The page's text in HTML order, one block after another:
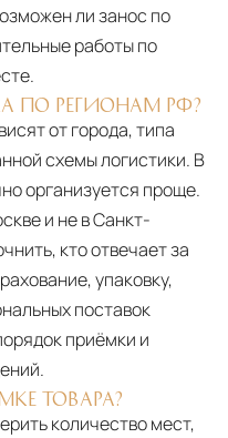
ли занос по
работы по
ПО РЕГИОНАМ РФ?
от города, типа
схемы логистики. В
организуется проще.
и не в Санкт-
кто отвечает за
упаковку,
поставок
приёмки и
ТОВАРА?
количество мест,